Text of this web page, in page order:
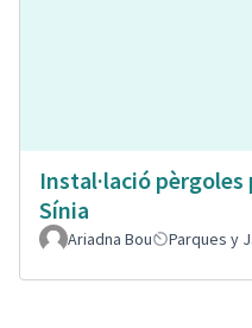
Instal·lació pèrgoles
Sínia
Ariadna Bou Parques y